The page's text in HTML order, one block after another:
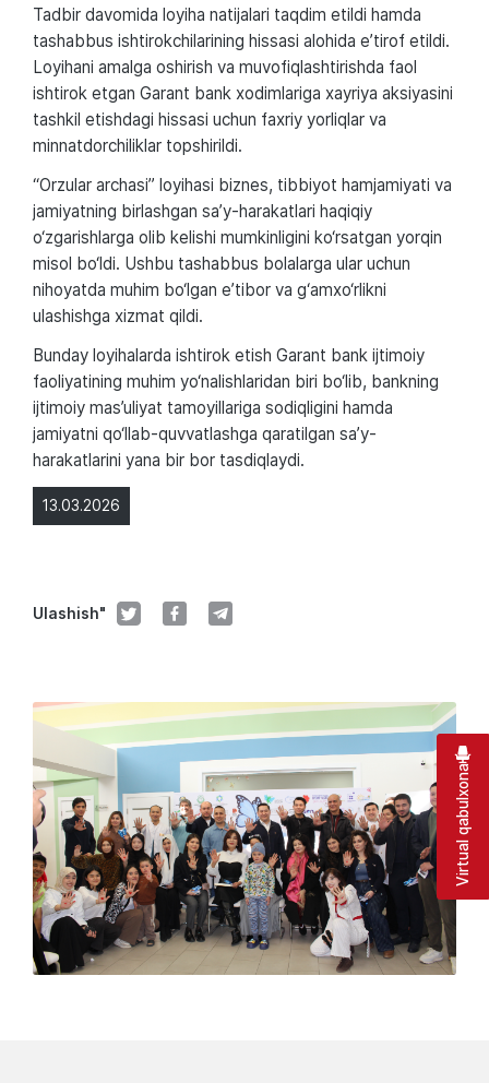
13.03.2026
Ulashish"
Tadbir davomida loyiha natijalari taqdim etildi hamda
tashabbus ishtirokchilarining hissasi alohida e’tirof etildi.
Loyihani amalga oshirish va muvofiqlashtirishda faol
ishtirok etgan Garant bank xodimlariga xayriya aksiyasini
tashkil etishdagi hissasi uchun faxriy yorliqlar va
minnatdorchiliklar topshirildi.
“Orzular archasi” loyihasi biznes, tibbiyot hamjamiyati va
jamiyatning birlashgan sa’y-harakatlari haqiqiy
o‘zgarishlarga olib kelishi mumkinligini ko‘rsatgan yorqin
misol bo‘ldi. Ushbu tashabbus bolalarga ular uchun
nihoyatda muhim bo‘lgan e’tibor va g‘amxo‘rlikni
ulashishga xizmat qildi.
Bunday loyihalarda ishtirok etish Garant bank ijtimoiy
faoliyatining muhim yo‘nalishlaridan biri bo‘lib, bankning
ijtimoiy mas’uliyat tamoyillariga sodiqligini hamda
jamiyatni qo‘llab-quvvatlashga qaratilgan sa’y-
harakatlarini yana bir bor tasdiqlaydi.
Virtual qabulxona